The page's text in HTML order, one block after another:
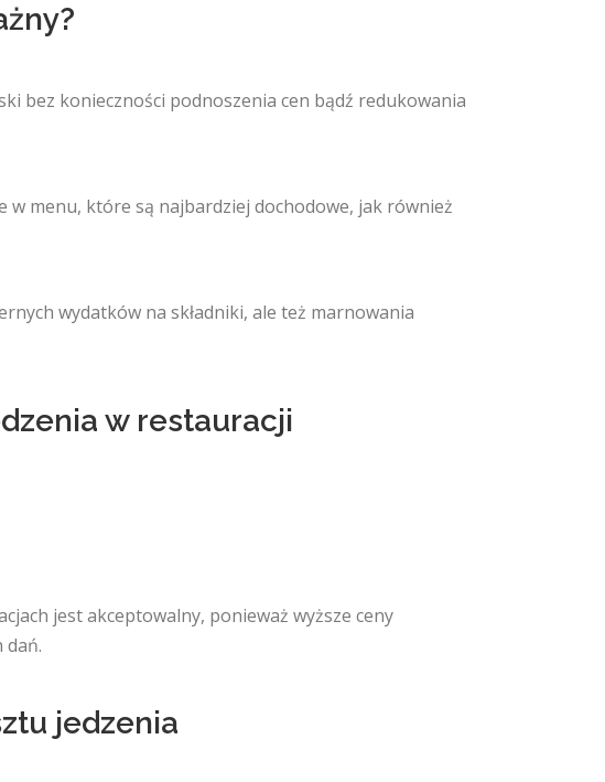
bez konieczności podnoszenia cen bądź redukowania
w menu, które są najbardziej dochodowe, jak również
wydatków na składniki, ale też marnowania
w restauracji
jest akceptowalny, ponieważ wyższe ceny
dań.
jedzenia